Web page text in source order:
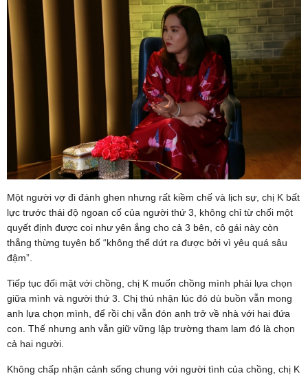
Một người vợ đi đánh ghen nhưng rất kiềm chế và lịch sự, chị K bất
lực trước thái độ ngoan cố của người thứ 3, không chỉ từ chối một
quyết định được coi như yên ắng cho cả 3 bên, cô gái này còn
thẳng thừng tuyên bố “không thể dứt ra được bởi vì yêu quá sâu
đậm”.
Tiếp tục đối mặt với chồng, chị K muốn chồng mình phải lựa chọn
giữa mình và người thứ 3. Chị thú nhận lúc đó dù buồn vẫn mong
anh lựa chọn mình, để rồi chị vẫn đón anh trở về nhà với hai đứa
con. Thế nhưng anh vẫn giữ vững lập trường tham lam đó là chọn
cả hai người.
Không chấp nhận cảnh sống chung với người tình của chồng, chị K